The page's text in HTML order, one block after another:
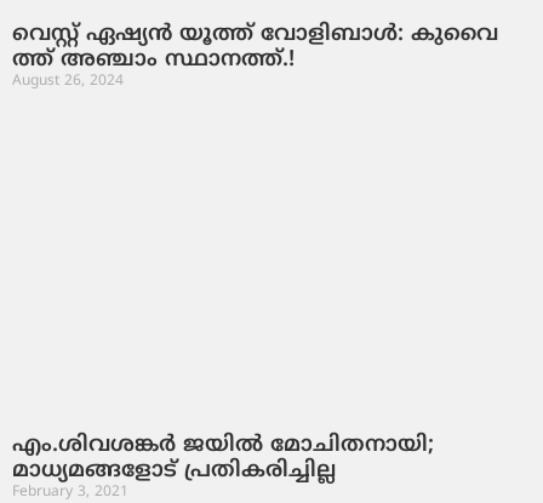
വെ​സ്റ്റ് ഏ​ഷ്യ​ൻ യൂ​ത്ത് വോ​ളി​ബാ​ൾ: കു​വൈ​
ത്ത് അ​ഞ്ചാം സ്ഥാ​ന​ത്ത്.!
August 26, 2024
എം.ശിവശങ്കര്‍ ജയില്‍ മോചിതനായി;
മാധ്യമങ്ങളോട് പ്രതികരിച്ചില്ല
February 3, 2021